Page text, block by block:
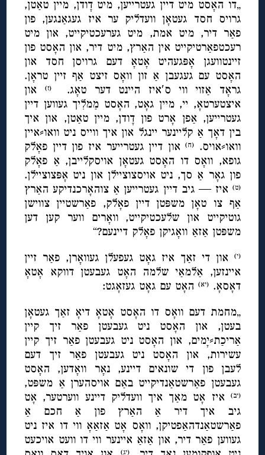
„דו האָסט מיט דיין געטרייען, מיט דָודן, מיין טאַטן,
גרויס חסד געטאָן וועדליק ער איז געגאַנגען, פון
פאַר דיר, מיט אמת, מיט גערעכטיקייט, און מיט
רעכטפאַרטיקייט אין האַרץ, מיט דיר, און האָסט פון
זיינטוועגן אָפּגעהיט אָטאָ דעם גרויסן חסד און
האָסט עם געגעבן אַ זון וואָס זיצט אַף זיין טראָן.
גראָד אַזוי ווי ס′איז היינט דער טאָג.(ז)
און
איצטערטאָ, יי, מיין גאָט, האָסט מַמלִיך געווען דיין
געטרייען, אַפן אָרט פון דָודן, מיין טאַטן, און איך
בין דאָך אַ קליינער יינגל און איך ווייס ניט וואו⸗איין
וואו⸗אויס.
(ח)און דיין געטרייער איז פון דיין פאָלק
גופא, וואָס דו האָסט געטאָן אויסקלייבן, אַ פאָלק
פון גאָר אַ סך, ניט אויסצוציילן און ניט אָפּצוציילן.
(ט) איז — גיב דיין געטרייען אַ צוהאָרכנדיקע האַרץ
אַף צו טאָן משפּטן דיין פאָלק, פאַרשטיין צווישן
גוטיקייט און שלעכטיקייט, וואָרים ווער קען דען
משפּטן אַזאַ וואָגיקן פאָלק דיינעם?“
(י)
און די זאַך איז גאָט געפעלן געוואָרן, פאַר זיין
איינזען, אַלמאַי שלמה האָט געבעטן דווקא אָטאָ
דאָסאָ.(יא) האָט עם גאָט געזאָגט:
„מחמת דעם וואָס דו האָסט אָטאָ דיאָ זאַך געטאָן
בעטן, און האָסט ניט געבעטן פאַר זיך קיין
אַריכַת⸗יָמים, און האָסט ניט געבעטן פאַר זיך קיין
עשירות, און האָסט ניט געבעטן פאַר זיך דעם
לעבן פון די שונאים דיינע, נאָר וואָדען, האָסט
געבעטן פאַרשטאַנדיקייט באַם אויסהערן אַ משפּט,
(יב)
איז אָט מאַך איך וועדליק דיינע ווערטער, אָט
גיב איך דיר אַ האַרץ פון אַ חכם אַ
פאַרשטאַנדהאַפטיקן, וואָס אָט אַזאַאָ ווי דו איז ניט
געווען פאַר דיר, און אַזאַ איינער ווי דו וועט אויכעט
(יג)